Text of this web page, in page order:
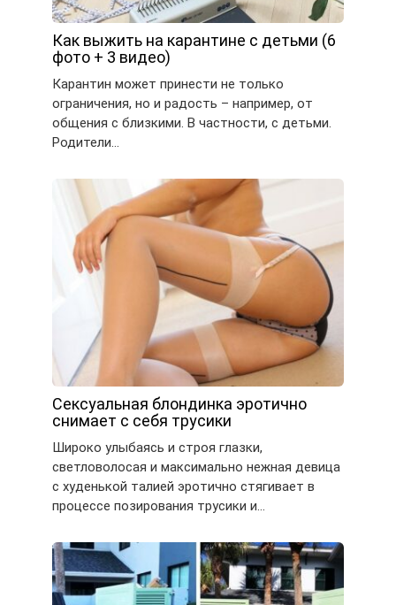
Как выжить на карантине с детьми (6
фото + 3 видео)
Карантин может принести не только
ограничения, но и радость – например, от
общения с близкими. В частности, с детьми.
Родители…
Сексуальная блондинка эротично
снимает с себя трусики
Широко улыбаясь и строя глазки,
светловолосая и максимально нежная девица
с худенькой талией эротично стягивает в
процессе позирования трусики и…